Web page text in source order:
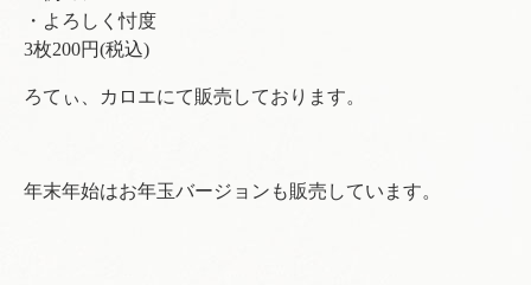
・よろしく忖度
3枚200円(税込)
ろてぃ、カロエにて販売しております。
年末年始はお年玉バージョンも販売しています。